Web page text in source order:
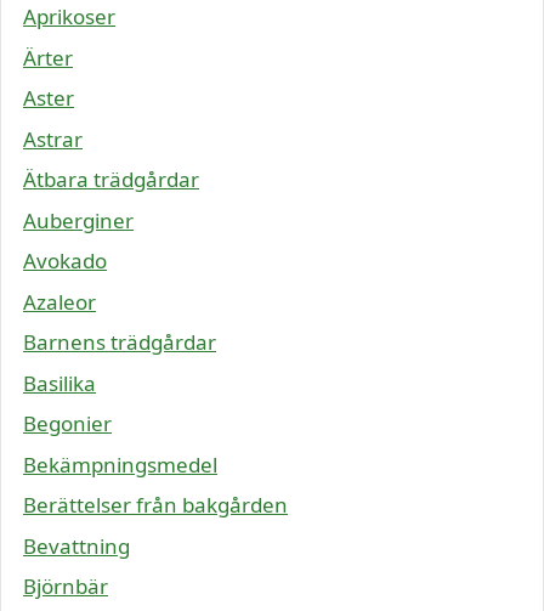
Aprikoser
Ärter
Aster
Astrar
Ätbara trädgårdar
Auberginer
Avokado
Azaleor
Barnens trädgårdar
Basilika
Begonier
Bekämpningsmedel
Berättelser från bakgården
Bevattning
Björnbär